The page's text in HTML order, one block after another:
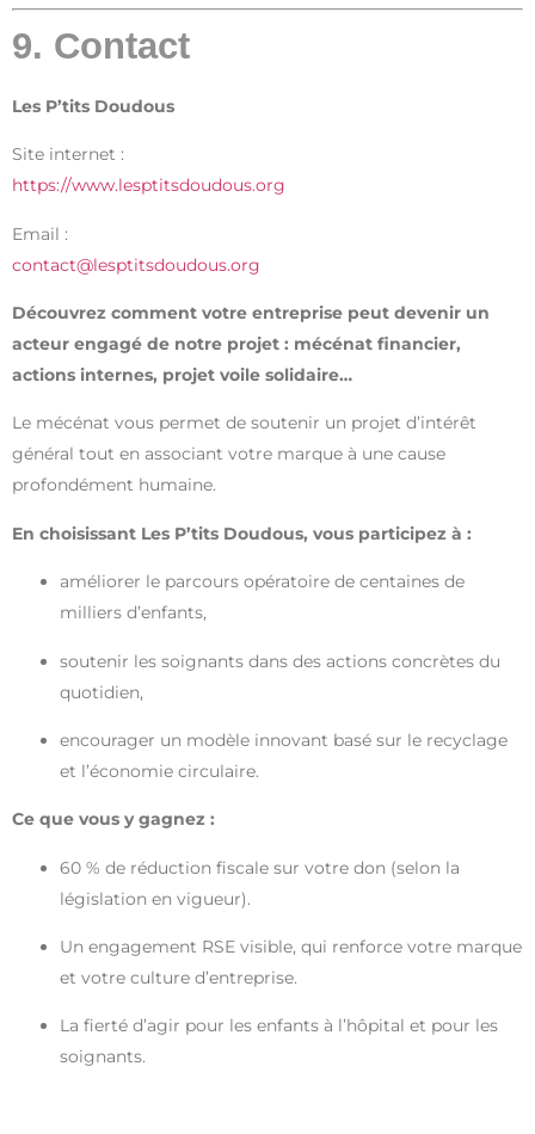
9. Contact
Les P’tits Doudous
Site internet :
https://www.lesptitsdoudous.org
Email :
contact@lesptitsdoudous.org
Découvrez comment votre entreprise peut devenir un
acteur engagé de notre projet : mécénat financier,
actions internes, projet voile solidaire…
Le mécénat vous permet de soutenir un projet d’intérêt
général tout en associant votre marque à une cause
profondément humaine.
En choisissant Les P’tits Doudous, vous participez à :
améliorer le parcours opératoire de centaines de
milliers d’enfants,
soutenir les soignants dans des actions concrètes du
quotidien,
encourager un modèle innovant basé sur le recyclage
et l’économie circulaire.
Ce que vous y gagnez :
60 % de réduction fiscale sur votre don (selon la
législation en vigueur).
Un engagement RSE visible, qui renforce votre marque
et votre culture d’entreprise.
La fierté d’agir pour les enfants à l’hôpital et pour les
soignants.